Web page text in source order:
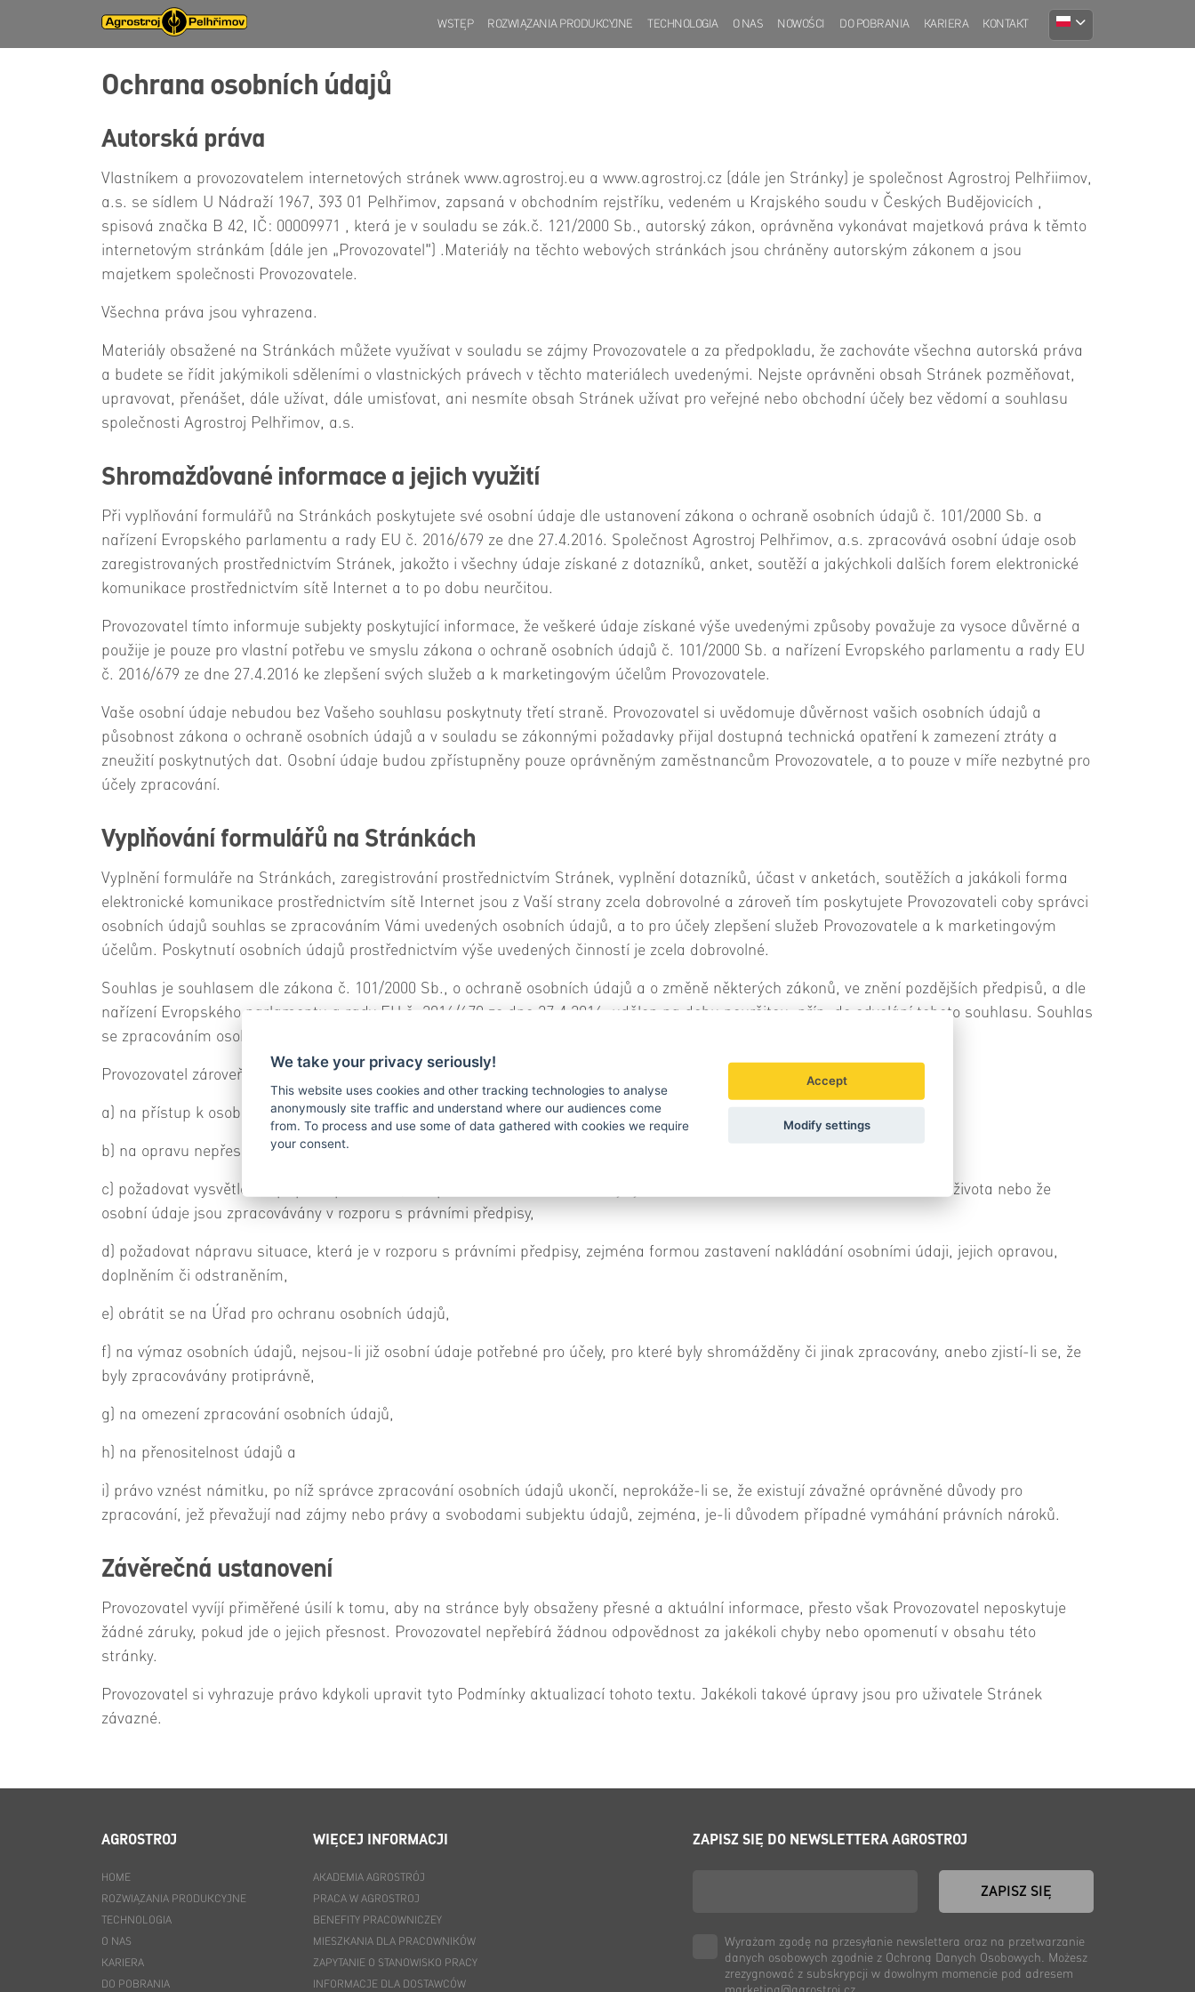
WSTĘP ROZWIĄZANIA PRODUKCYJNE TECHNOLOGIA O NAS NOWOŚCI DO POBRANIA KARIERA KONTAKT
Ochrana osobních údajů
Autorská práva
Vlastníkem a provozovatelem internetových stránek www.agrostroj.eu a www.agrostroj.cz (dále jen Stránky) je společnost Agrostroj Pelhřiimov,
a.s. se sídlem U Nádraží 1967, 393 01 Pelhřimov, zapsaná v obchodním rejstříku, vedeném u Krajského soudu v Českých Budějovicích ,
spisová značka B 42, IČ: 00009971 , která je v souladu se zák.č. 121/2000 Sb., autorský zákon, oprávněna vykonávat majetková práva k těmto
internetovým stránkám (dále jen „Provozovatel") .Materiály na těchto webových stránkách jsou chráněny autorským zákonem a jsou
majetkem společnosti Provozovatele.
Všechna práva jsou vyhrazena.
Materiály obsažené na Stránkách můžete využívat v souladu se zájmy Provozovatele a za předpokladu, že zachováte všechna autorská práva
a budete se řídit jakýmikoli sděleními o vlastnických právech v těchto materiálech uvedenými. Nejste oprávněni obsah Stránek pozměňovat,
upravovat, přenášet, dále užívat, dále umisťovat, ani nesmíte obsah Stránek užívat pro veřejné nebo obchodní účely bez vědomí a souhlasu
společnosti Agrostroj Pelhřimov, a.s.
Shromažďované informace a jejich využití
Při vyplňování formulářů na Stránkách poskytujete své osobní údaje dle ustanovení zákona o ochraně osobních údajů č. 101/2000 Sb. a
nařízení Evropského parlamentu a rady EU č. 2016/679 ze dne 27.4.2016. Společnost Agrostroj Pelhřimov, a.s. zpracovává osobní údaje osob
zaregistrovaných prostřednictvím Stránek, jakožto i všechny údaje získané z dotazníků, anket, soutěží a jakýchkoli dalších forem elektronické
komunikace prostřednictvím sítě Internet a to po dobu neurčitou.
Provozovatel tímto informuje subjekty poskytující informace, že veškeré údaje získané výše uvedenými způsoby považuje za vysoce důvěrné a
použije je pouze pro vlastní potřebu ve smyslu zákona o ochraně osobních údajů č. 101/2000 Sb. a nařízení Evropského parlamentu a rady EU
č. 2016/679 ze dne 27.4.2016 ke zlepšení svých služeb a k marketingovým účelům Provozovatele.
Vaše osobní údaje nebudou bez Vašeho souhlasu poskytnuty třetí straně. Provozovatel si uvědomuje důvěrnost vašich osobních údajů a
působnost zákona o ochraně osobních údajů a v souladu se zákonnými požadavky přijal dostupná technická opatření k zamezení ztráty a
zneužití poskytnutých dat. Osobní údaje budou zpřístupněny pouze oprávněným zaměstnancům Provozovatele, a to pouze v míře nezbytné pro
účely zpracování.
Vyplňování formulářů na Stránkách
Vyplnění formuláře na Stránkách, zaregistrování prostřednictvím Stránek, vyplnění dotazníků, účast v anketách, soutěžích a jakákoli forma
elektronické komunikace prostřednictvím sítě Internet jsou z Vaší strany zcela dobrovolné a zároveň tím poskytujete Provozovateli coby správci
osobních údajů souhlas se zpracováním Vámi uvedených osobních údajů, a to pro účely zlepšení služeb Provozovatele a k marketingovým
účelům. Poskytnutí osobních údajů prostřednictvím výše uvedených činností je zcela dobrovolné.
Souhlas je souhlasem dle zákona č. 101/2000 Sb., o ochraně osobních údajů a o změně některých zákonů, ve znění pozdějších předpisů, a dle
nařízení Evropského parlamentu a rady EU č. 2016/679 ze dne 27.4.2016, udělen na dobu neurčitou, příp. do odvolání tohoto souhlasu. Souhlas
se zpracováním osobních údajů lze kdykoli písemně odvolat.
Provozovatel zároveň informuje osoby poskytující své osobní údaje o jejich právech, zejm. o jejich právu
a) na přístup k osobním údajům,
b) na opravu nepřesných nebo nepravdivých osobních údajů,
c) požadovat vysvětlení v případě podezření, že zpracováním osobních údajů je narušena ochrana osobního a soukromého života nebo že
osobní údaje jsou zpracovávány v rozporu s právními předpisy,
d) požadovat nápravu situace, která je v rozporu s právními předpisy, zejména formou zastavení nakládání osobními údaji, jejich opravou,
doplněním či odstraněním,
e) obrátit se na Úřad pro ochranu osobních údajů,
f) na výmaz osobních údajů, nejsou-li již osobní údaje potřebné pro účely, pro které byly shromážděny či jinak zpracovány, anebo zjistí-li se, že
byly zpracovávány protiprávně,
g) na omezení zpracování osobních údajů,
h) na přenositelnost údajů a
i) právo vznést námitku, po níž správce zpracování osobních údajů ukončí, neprokáže-li se, že existují závažné oprávněné důvody pro
zpracování, jež převažují nad zájmy nebo právy a svobodami subjektu údajů, zejména, je-li důvodem případné vymáhání právních nároků.
Závěrečná ustanovení
Provozovatel vyvíjí přiměřené úsilí k tomu, aby na stránce byly obsaženy přesné a aktuální informace, přesto však Provozovatel neposkytuje
žádné záruky, pokud jde o jejich přesnost. Provozovatel nepřebírá žádnou odpovědnost za jakékoli chyby nebo opomenutí v obsahu této
stránky.
Provozovatel si vyhrazuje právo kdykoli upravit tyto Podmínky aktualizací tohoto textu. Jakékoli takové úpravy jsou pro uživatele Stránek
závazné.
AGROSTROJ
HOME
ROZWIĄZANIA PRODUKCYJNE
TECHNOLOGIA
O NAS
KARIERA
DO POBRANIA
WIĘCEJ INFORMACJI
AKADEMIA AGROSTRÓJ
PRACA W AGROSTROJ
BENEFITY PRACOWNICZEY
MIESZKANIA DLA PRACOWNIKÓW
ZAPYTANIE O STANOWISKO PRACY
INFORMACJE DLA DOSTAWCÓW
ZAPISZ SIĘ DO NEWSLETTERA AGROSTROJ
ZAPISZ SIĘ
Wyrażam zgodę na przesyłanie newslettera oraz na przetwarzanie
danych osobowych zgodnie z Ochroną Danych Osobowych. Możesz
zrezygnować z subskrypcji w dowolnym momencie pod adresem
We take your privacy seriously!
This website uses cookies and other tracking technologies to analyse
anonymously site traffic and understand where our audiences come
from. To process and use some of data gathered with cookies we require
your consent.
Accept
Modify settings